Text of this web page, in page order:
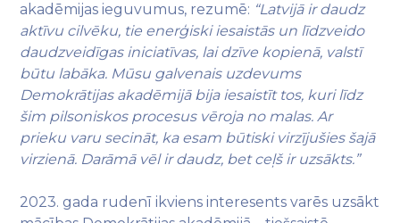
akadēmijas ieguvumus, rezumē: “Latvijā ir daudz
aktīvu cilvēku, tie enerģiski iesaistās un līdzveido
daudzveidīgas iniciatīvas, lai dzīve kopienā, valstī
būtu labāka. Mūsu galvenais uzdevums
Demokrātijas akadēmijā bija iesaistīt tos, kuri līdz
šim pilsoniskos procesus vēroja no malas. Ar
prieku varu secināt, ka esam būtiski virzījušies šajā
virzienā. Darāmā vēl ir daudz, bet ceļš ir uzsākts.”
2023. gada rudenī ikviens interesents varēs uzsākt